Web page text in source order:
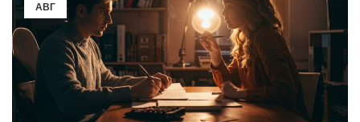
АВГ